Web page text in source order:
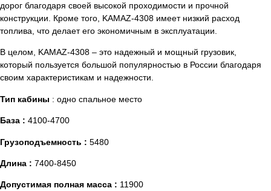
дорог благодаря своей высокой проходимости и прочной
конструкции. Кроме того, KAMAZ-4308 имеет низкий расход
топлива, что делает его экономичным в эксплуатации.
В целом, KAMAZ-4308 – это надежный и мощный грузовик,
который пользуется большой популярностью в России благодаря
своим характеристикам и надежности.
Тип кабины : одно спальное место
База : 4100-4700
Грузоподъемность : 5480
Длина : 7400-8450
Допустимая полная масса : 11900